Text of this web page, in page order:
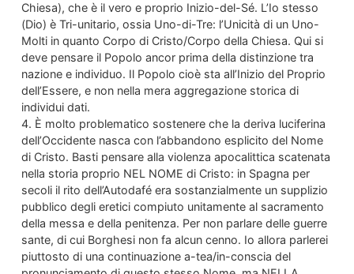
Chiesa), che è il vero e proprio Inizio-del-Sé. L’Io stesso
(Dio) è Tri-unitario, ossia Uno-di-Tre: l’Unicità di un Uno-
Molti in quanto Corpo di Cristo/Corpo della Chiesa. Qui si
deve pensare il Popolo ancor prima della distinzione tra
nazione e individuo. Il Popolo cioè sta all’Inizio del Proprio
dell’Essere, e non nella mera aggregazione storica di
individui dati.
4. È molto problematico sostenere che la deriva luciferina
dell’Occidente nasca con l’abbandono esplicito del Nome
di Cristo. Basti pensare alla violenza apocalittica scatenata
nella storia proprio NEL NOME di Cristo: in Spagna per
secoli il rito dell’Autodafé era sostanzialmente un supplizio
pubblico degli eretici compiuto unitamente al sacramento
della messa e della penitenza. Per non parlare delle guerre
sante, di cui Borghesi non fa alcun cenno. Io allora parlerei
piuttosto di una continuazione a-tea/in-conscia del